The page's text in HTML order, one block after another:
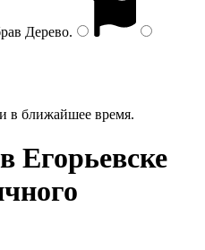
Дерево.
в ближайшее время.
в Егорьевске